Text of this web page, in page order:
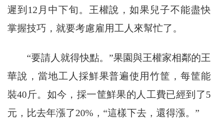
遲到12月中下旬。王權說，如果兒子不能盡快
掌握技巧，就要考慮雇用工人來幫忙了。
“要請人就得快點。”果園與王權家相鄰的王
華說，當地工人採鮮果普遍使用竹筐，每筐能
裝40斤。如今，採一筐鮮果的人工費已經到了5
元，比去年漲了20%，“這樣下去，還得漲。”